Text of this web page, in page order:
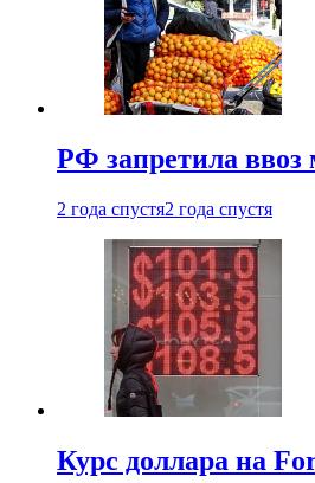
РФ запретила ввоз
2 года спустя2 года спустя
Курс доллара на